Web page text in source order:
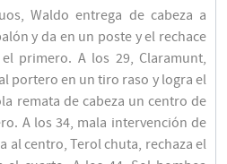
Waldo entrega de cabeza a
y da en un poste y el rechace
primero. A los 29, Claramunt,
portero en un tiro raso y logra el
remata de cabeza un centro de
A los 34, mala intervención de
al centro, Terol chuta, rechaza el